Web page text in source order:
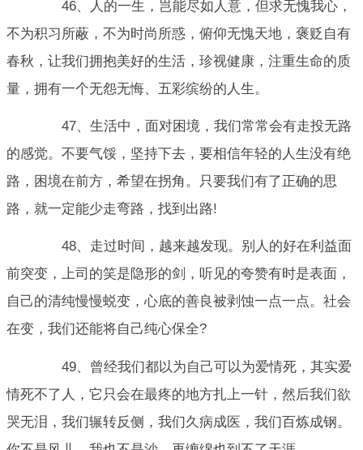
46、人的一生，岂能尽如人意，但求无愧我心，
不为积习所蔽，不为时尚所惑，俯仰无愧天地，褒贬自有
春秋，让我们拥抱美好的生活，珍视健康，注重生命的质
量，拥有一个无怨无悔、五彩缤纷的人生。
47、生活中，面对困境，我们常常会有走投无路
的感觉。不要气馁，坚持下去，要相信年轻的人生没有绝
路，困境在前方，希望在拐角。只要我们有了正确的思
路，就一定能少走弯路，找到出路!
48、走过时间，越来越发现。别人的好在利益面
前突变，上司的笑是隐形的剑，听见的夸赞有时是表面，
自己的清纯慢慢蜕变，心底的善良被剥蚀一点一点。社会
在变，我们还能将自己纯心保全?
49、曾经我们都以为自己可以为爱情死，其实爱
情死不了人，它只会在最疼的地方扎上一针，然后我们欲
哭无泪，我们辗转反侧，我们久病成医，我们百炼成钢。